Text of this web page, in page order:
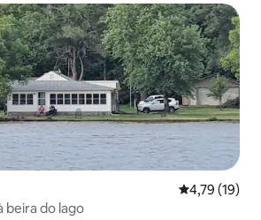
4,79 de uma
4,79 (19)
beira do lago